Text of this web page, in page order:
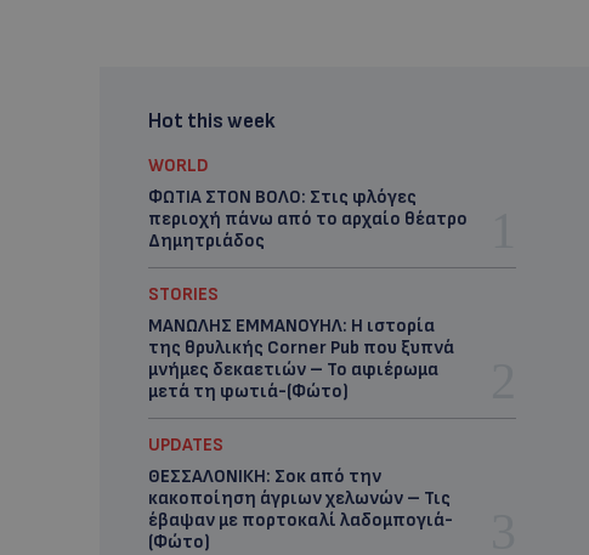
Hot this week
WORLD
ΦΩΤΙΑ ΣΤΟΝ ΒΟΛΟ: Στις φλόγες
περιοχή πάνω από το αρχαίο θέατρο
Δημητριάδος
STORIES
ΜΑΝΩΛΗΣ ΕΜΜΑΝΟΥΗΛ: Η ιστορία
της θρυλικής Corner Pub που ξυπνά
μνήμες δεκαετιών – Το αφιέρωμα
μετά τη φωτιά-(Φώτο)
UPDATES
ΘΕΣΣΑΛΟΝΙΚΗ: Σοκ από την
κακοποίηση άγριων χελωνών – Τις
έβαψαν με πορτοκαλί λαδομπογιά-
(Φώτο)